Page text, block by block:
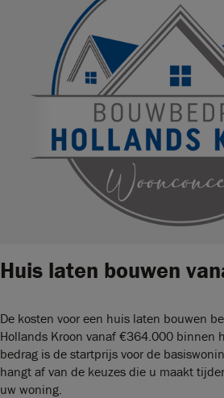
Huis laten bouwen
De kosten voor een huis laten bouwen
Hollands Kroon vanaf €364.000 binnen
bedrag is de startprijs voor de
hangt af van de keuzes die u maakt
uw woning.